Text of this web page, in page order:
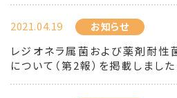
2021.04.19 お知らせ
レジオネラ属菌および薬剤耐
について（第2報）を掲載しました